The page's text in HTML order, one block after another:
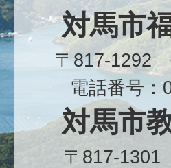
対馬市
〒817-1292
電話番号：
対馬市
〒817-